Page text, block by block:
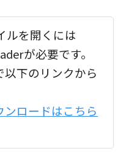
ルを開くには
が必要です。
下のリンクから
ンロードはこちら